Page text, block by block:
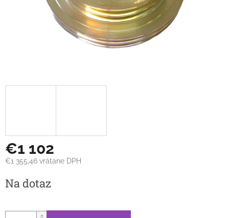
€1 102
€1 355,46 vrátane DPH
cena:
Na dotaz